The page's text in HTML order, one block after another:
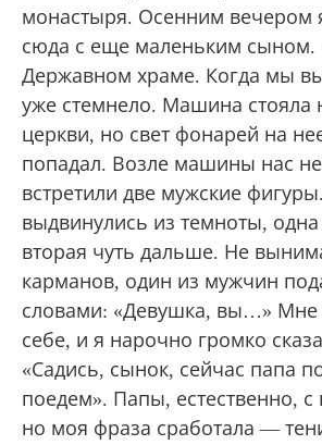
монастыря. Осенним вечером
сюда с еще маленьким сыном.
Державном храме. Когда мы
уже стемнело. Машина стояла
церкви, но свет фонарей на
попадал. Возле машины нас
встретили две мужские
выдвинулись из темноты,
вторая чуть дальше. Не
карманов, один из мужчин
словами: «Девушка, вы…» Мне
себе, и я нарочно громко
«Садись, сынок, сейчас папа
поедем». Папы, естественно,
но моя фраза сработала —